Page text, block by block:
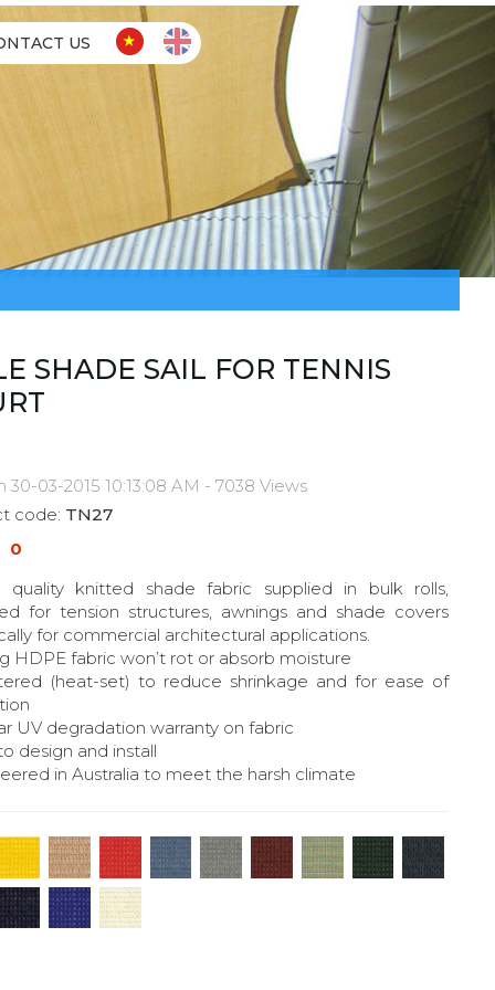
US
SHADE SAIL FOR TENNIS
30-03-2015 10:13:08 AM - 7038 Views
code: TN27
0
knitted shade fabric supplied in bulk rolls,
for tension structures, awnings and shade covers
for commercial architectural applications.
HDPE fabric won’t rot or absorb moisture
(heat-set) to reduce shrinkage and for ease of
UV degradation warranty on fabric
design and install
in Australia to meet the harsh climate